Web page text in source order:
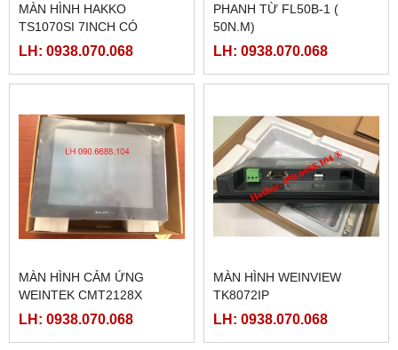
MÀN HÌNH HAKKO
TS1070SI 7INCH CÓ
ETHERNET
LH: 0938.070.068
PHANH TỪ FL50B-1 (
50N.M)
LH: 0938.070.068
MÀN HÌNH CẢM ỨNG
WEINTEK CMT2128X
LH: 0938.070.068
MÀN HÌNH WEINVIEW
TK8072IP
LH: 0938.070.068